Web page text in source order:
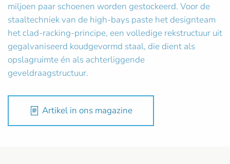
miljoen paar schoenen worden gestockeerd. Voor de
staaltechniek van de high-bays paste het designteam
het clad-racking-principe, een volledige rekstructuur uit
gegalvaniseerd koudgevormd staal, die dient als
opslagruimte én als achterliggende
geveldraagstructuur.
Artikel in ons magazine